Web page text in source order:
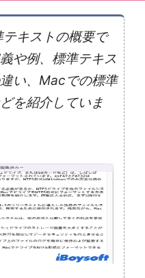
キストの概要で
や例、標準テキス
い、Macでの標準
を紹介していま